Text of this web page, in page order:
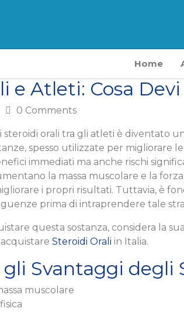
Home
e Atleti: Cosa
0 Comments
steroidi orali tra gli atleti è diventato
spesso utilizzate per migliorare
immediati ma anche rischi
la massa muscolare e la
i propri risultati. Tuttavia, è
prima di intraprendere tale
questa sostanza, considera la
Steroidi Orali in Italia.
gli Svantaggi degli
muscolare